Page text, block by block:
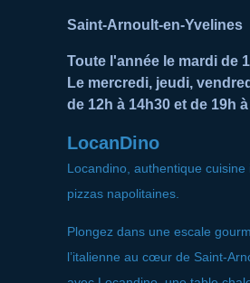
Saint-Arnoult-en-Yvelines
Toute l'année le mardi de
Le mercredi, jeudi,
de 12h à 14h30 et de 19h
LocanDino
Locandino, authentique cuisine
pizzas napolitaines.
Plongez dans une escale
l’italienne au cœur de